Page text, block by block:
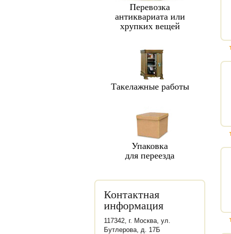
Перевозка
антиквариата или
хрупких вещей
Такелажные работы
Упаковка
для переезда
Контактная
информация
117342, г. Москва, ул.
Бутлерова, д. 17Б